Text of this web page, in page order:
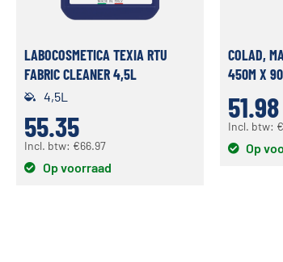
LABOCOSMETICA TEXIA RTU
FABRIC CLEANER 4,5L
4,5L
55.35
Incl. btw: €66.97
Op voorraad
COLAD,
450M X
51.98
Incl. btw: €
Op